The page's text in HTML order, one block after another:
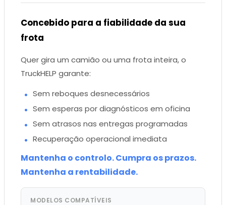
Concebido para a fiabilidade da sua
frota
Quer gira um camião ou uma frota inteira, o
TruckHELP garante:
Sem reboques desnecessários
Sem esperas por diagnósticos em oficina
Sem atrasos nas entregas programadas
Recuperação operacional imediata
Mantenha o controlo. Cumpra os prazos.
Mantenha a rentabilidade.
MODELOS COMPATÍVEIS